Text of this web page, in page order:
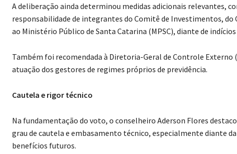
A deliberação ainda determinou medidas adicionais relevantes,
responsabilidade de integrantes do Comitê de Investimentos, do
ao Ministério Público de Santa Catarina (MPSC), diante de
Também foi recomendada à Diretoria-Geral de Controle Externo
atuação dos gestores de regimes próprios de previdência.
Cautela e rigor técnico
Na fundamentação do voto, o conselheiro Aderson Flores
grau de cautela e embasamento técnico, especialmente diante
benefícios futuros.